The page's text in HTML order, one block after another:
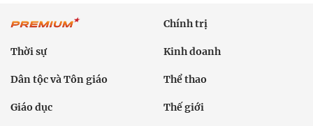
Chính trị
Thời sự Kinh doanh
Dân tộc và Tôn giáo Thể thao
Giáo dục Thế giới